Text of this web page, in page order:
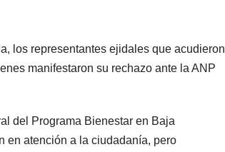
los representantes ejidales que acudieron
manifestaron su rechazo ante la ANP
del Programa Bienestar en Baja
en atención a la ciudadanía, pero